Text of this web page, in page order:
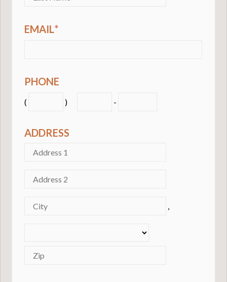
EMAIL*
PHONE
( ) -
ADDRESS
,